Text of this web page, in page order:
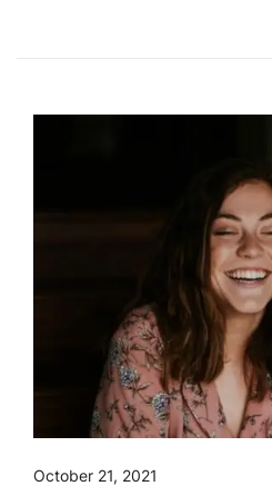
October 21, 2021